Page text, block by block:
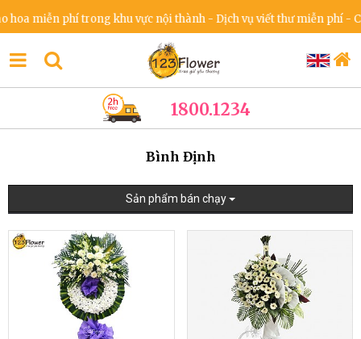
phí trong khu vực nội thành - Dịch vụ viết thư miễn phí - Cam
1800.1234
Bình Định
Sản phẩm bán chạy